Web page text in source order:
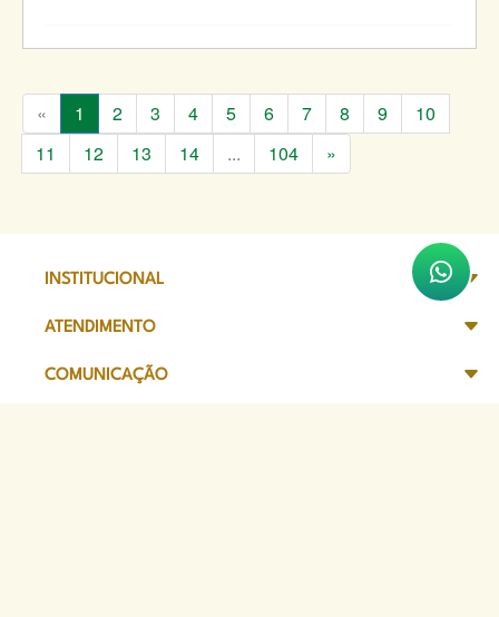
« 1 2 3 4 5 6 7 8 9
10
11
12 13 14 ... 104 »
INSTITUCIONAL
ATENDIMENTO
COMUNICAÇÃO